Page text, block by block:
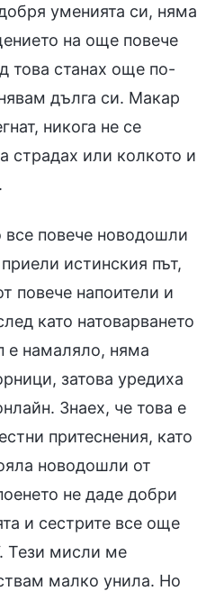
уменията си, няма
на още повече
това станах още по-
дълга си. Макар
никога не се
страдах или колкото и
все повече новодошли
истинския път,
повече напоители и
като натоварването
е намаляло, няма
затова уредиха
Знаех, че това е
притеснения, като
новодошли от
не даде добри
и сестрите все още
Тези мисли ме
малко унила. Но